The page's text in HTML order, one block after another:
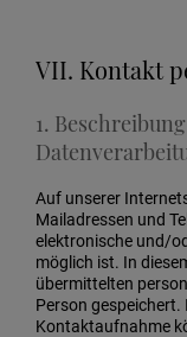
VII. Kontakt
1.
Auf unserer
Mailadressen und
elektronische und/
möglich ist. In
übermittelten
Person gespeichert.
Kontaktaufnahme